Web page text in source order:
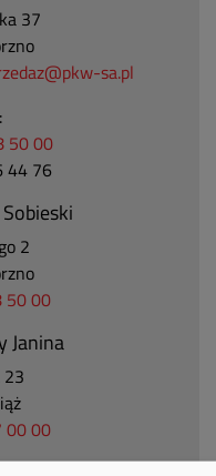
37
sa.pl
50 00
44 76
2
50 00
Janina
23
00 00